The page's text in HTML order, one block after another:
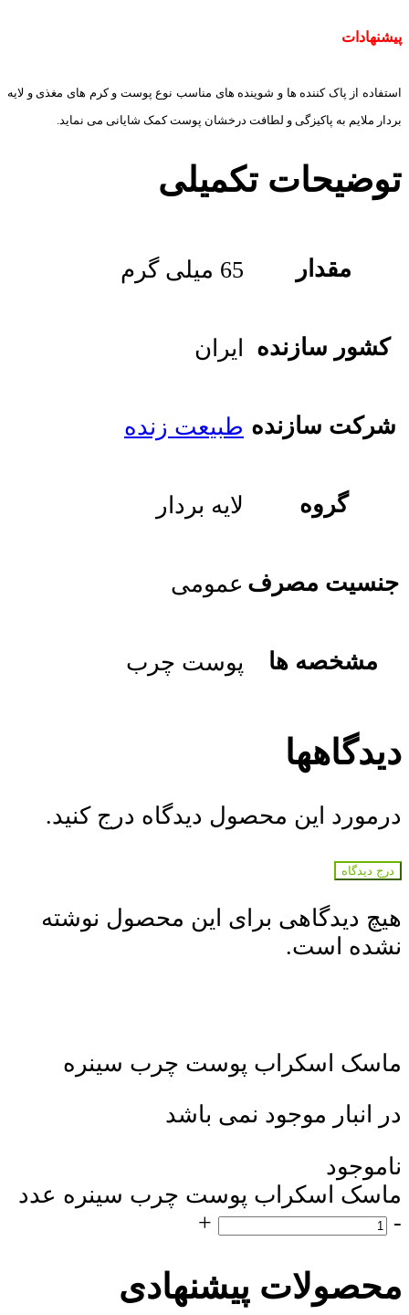
پیشنهادات
استفاده از پاک کننده ها و شوینده های مناسب نوع پوست و کرم های مغذی و لایه
بردار ملایم به پاکیزگی و لطافت درخشان پوست کمک شایانی می نماید.
توضیحات تکمیلی
مقدار 65 میلی گرم
کشور سازنده ایران
شرکت سازنده طبیعت زنده
گروه لایه بردار
جنسیت مصرف عمومی
مشخصه ها پوست چرب
دیدگاهها
درمورد این محصول دیدگاه درج کنید.
درج دیدگاه
هیچ دیدگاهی برای این محصول نوشته
نشده است.
ماسک اسکراب پوست چرب سینره
در انبار موجود نمی باشد
ناموجود
ماسک اسکراب پوست چرب سینره عدد
-
+
محصولات پیشنهادی